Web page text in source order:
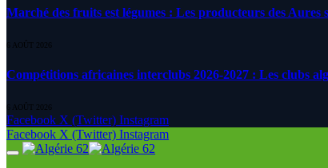
Marché des fruits est légumes : Les producteurs des
6 AOÛT 2026
Compétitions africaines interclubs 2026-2027 : Les clubs
6 AOÛT 2026
Facebook X (Twitter) Instagram
Facebook X (Twitter) Instagram